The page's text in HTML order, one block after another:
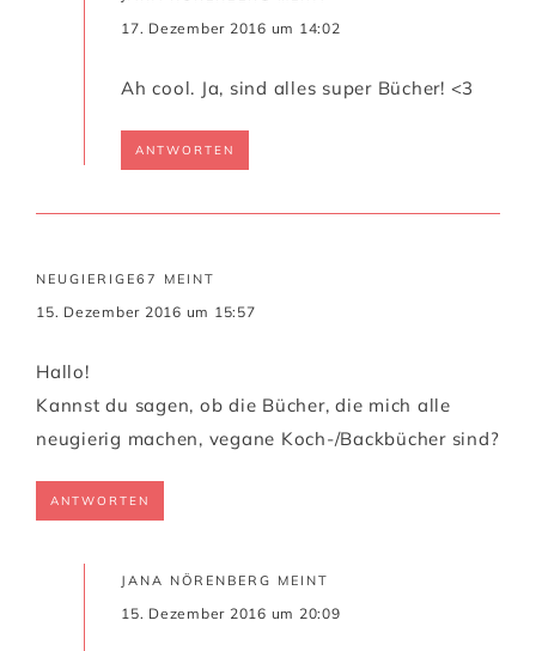
17. Dezember 2016 um 14:02
Ah cool. Ja, sind alles super Bücher! <3
ANTWORTEN
NEUGIERIGE67 MEINT
15. Dezember 2016 um 15:57
Hallo!
Kannst du sagen, ob die Bücher, die mich alle
neugierig machen, vegane Koch-/Backbücher sind?
ANTWORTEN
JANA NÖRENBERG MEINT
15. Dezember 2016 um 20:09